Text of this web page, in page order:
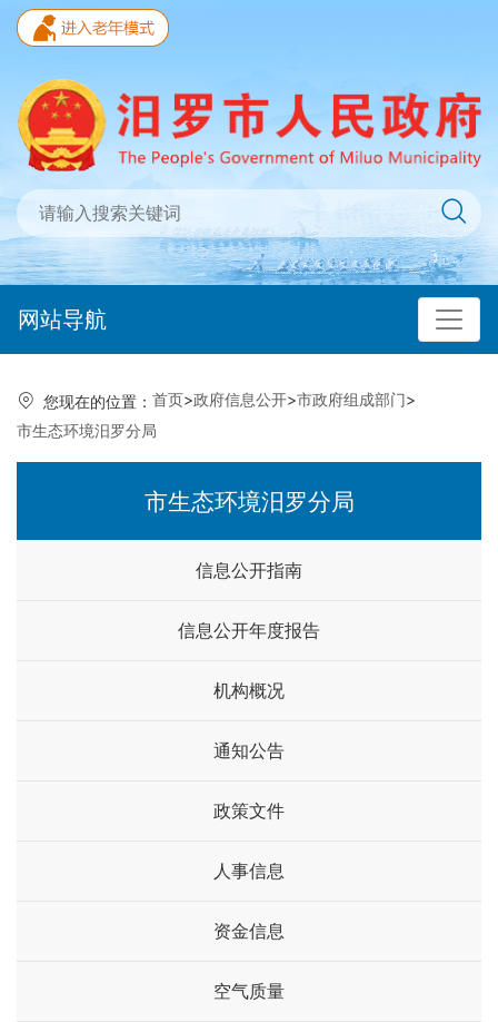
网站导航
您现在的位置： 首页>政府信息公开>市政府组成部门>
市生态环境汨罗分局
市生态环境汨罗分局
信息公开指南
信息公开年度报告
机构概况
通知公告
政策文件
人事信息
资金信息
空气质量